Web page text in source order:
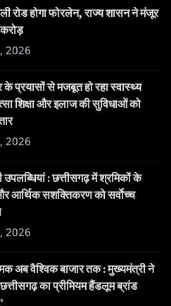
रोड होगा फोरलेन, राज्य शासन ने मंजूर
2026
प्रयासों से मजबूत हो रहा स्वास्थ्य
शिक्षा और इलाज की सुविधाओं को
2026
उपलब्धियां : छत्तीसगढ़ में श्रमिकों के
आर्थिक सशक्तिकरण को सर्वाेच्च
2026
अब वैश्विक बाजार तक : मुख्यमंत्री ने
का प्रीमियम हैंडलूम ब्रांड